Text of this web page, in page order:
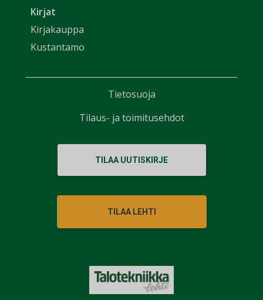
Kirjat
Kirjakauppa
Kustantamo
TILAA UUTISKIRJE
TILAA LEHTI
Tietosuoja
Tilaus- ja toimitusehdot